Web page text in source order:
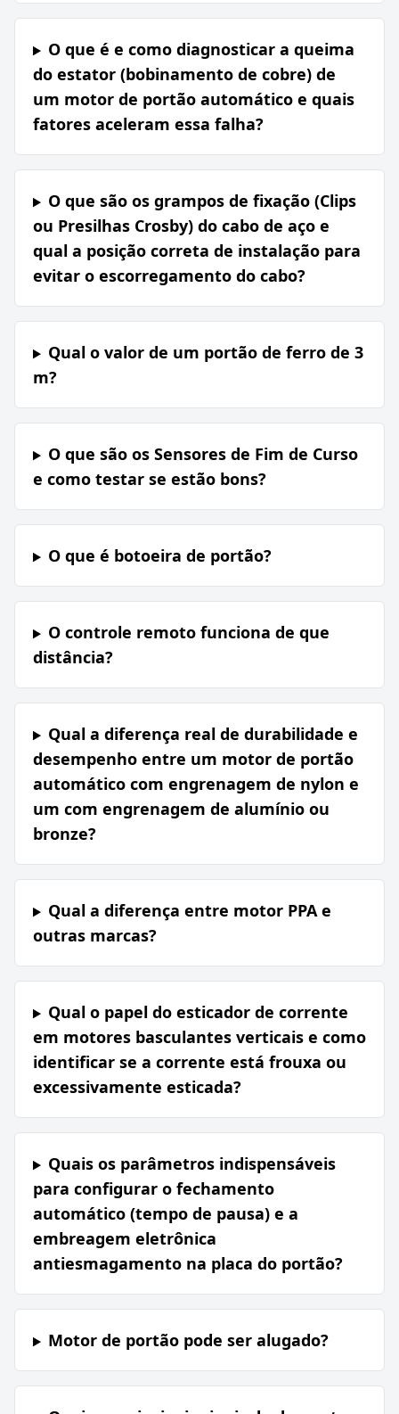
O que é e como diagnosticar a queima
do estator (bobinamento de cobre) de
um motor de portão automático e quais
fatores aceleram essa falha?
O que são os grampos de fixação (Clips
ou Presilhas Crosby) do cabo de aço e
qual a posição correta de instalação para
evitar o escorregamento do cabo?
Qual o valor de um portão de ferro de 3
m?
O que são os Sensores de Fim de Curso
e como testar se estão bons?
O que é botoeira de portão?
O controle remoto funciona de que
distância?
Qual a diferença real de durabilidade e
desempenho entre um motor de portão
automático com engrenagem de nylon e
um com engrenagem de alumínio ou
bronze?
Qual a diferença entre motor PPA e
outras marcas?
Qual o papel do esticador de corrente
em motores basculantes verticais e como
identificar se a corrente está frouxa ou
excessivamente esticada?
Quais os parâmetros indispensáveis
para configurar o fechamento
automático (tempo de pausa) e a
embreagem eletrônica
antiesmagamento na placa do portão?
Motor de portão pode ser alugado?